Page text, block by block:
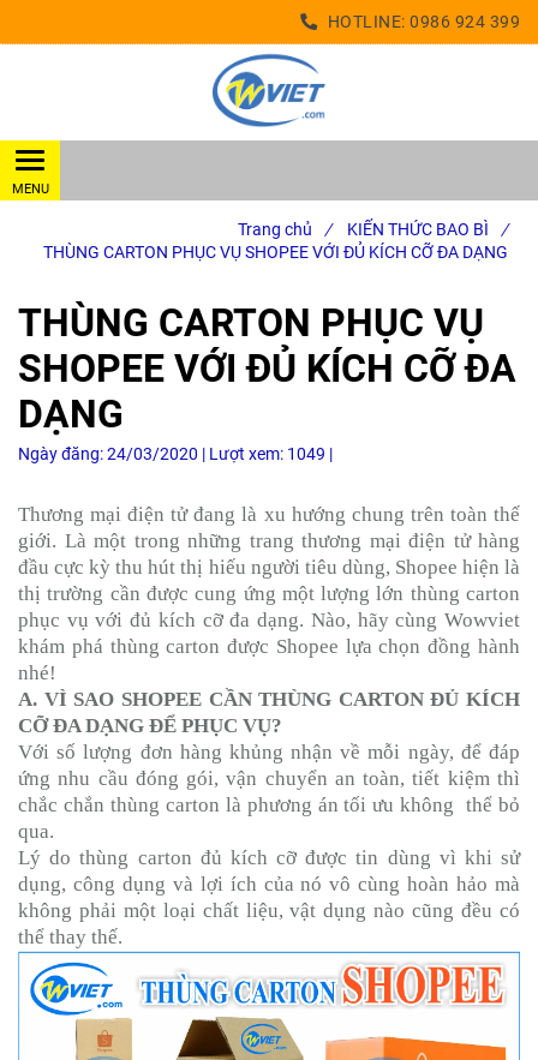
HOTLINE: 0986 924 399
Trang chủ / KIẾN THỨC BAO BÌ
/
THÙNG CARTON PHỤC VỤ SHOPEE VỚI ĐỦ KÍCH CỠ ĐA DẠNG
THÙNG CARTON PHỤC VỤ
SHOPEE VỚI ĐỦ KÍCH CỠ ĐA
DẠNG
Ngày đăng:24/03/2020 | Lượt xem: 1049 |
Thương mại điện tử đang là xu hướng chung trên toàn thế
giới. Là một trong những trang thương mại điện tử hàng
đầu cực kỳ thu hút thị hiếu người tiêu dùng, Shopee hiện là
thị trường cần được cung ứng một lượng lớn thùng carton
phục vụ với đủ kích cỡ đa dạng. Nào, hãy cùng Wowviet
khám phá thùng carton được Shopee lựa chọn đồng hành
nhé!
A. VÌ SAO SHOPEE CẦN THÙNG CARTON ĐỦ KÍCH
CỠ ĐA DẠNG ĐỂ PHỤC VỤ?
Với số lượng đơn hàng khủng nhận về mỗi ngày, để đáp
ứng nhu cầu đóng gói, vận chuyển an toàn, tiết kiệm thì
chắc chắn thùng carton là phương án tối ưu không thể bỏ
qua.
Lý do thùng carton đủ kích cỡ được tin dùng vì khi sử
dụng, công dụng và lợi ích của nó vô cùng hoàn hảo mà
không phải một loại chất liệu, vật dụng nào cũng đều có
thể thay thế.